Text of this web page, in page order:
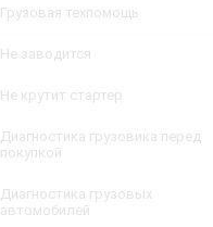
Грузовая техпомощь
Не заводится
Не крутит стартер
Диагностика грузовика перед
покупкой
Диагностика грузовых
автомобилей